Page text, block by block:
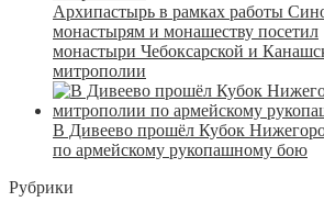
Архипастырь в рамках работы
монастырям и монашеству посетил
монастыри Чебоксарской и
митрополии
В Дивеево прошёл Кубок
по армейскому рукопашному бою
Рубрики